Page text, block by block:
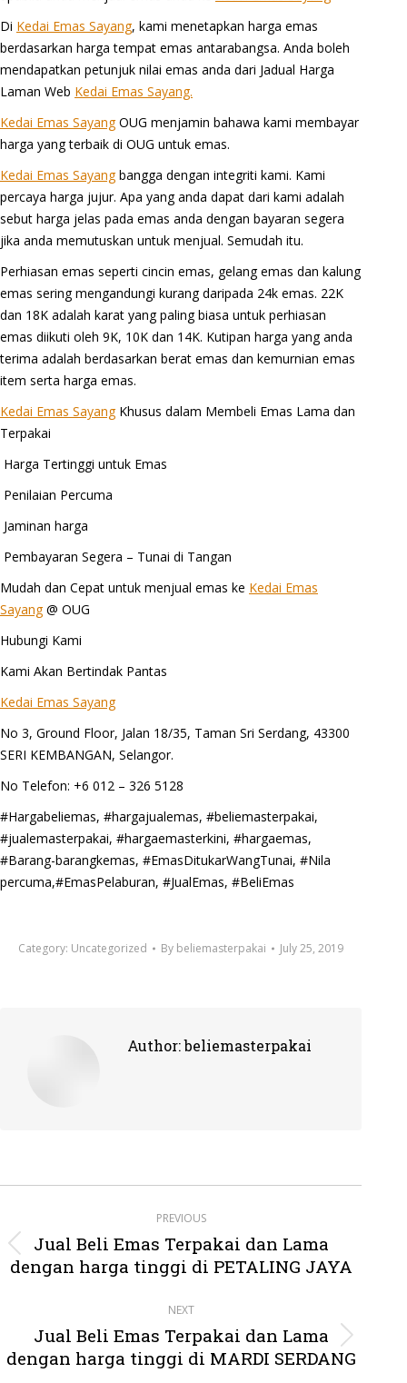
Di Kedai Emas Sayang, kami menetapkan harga emas
berdasarkan harga tempat emas antarabangsa. Anda boleh
mendapatkan petunjuk nilai emas anda dari Jadual Harga
Laman Web Kedai Emas Sayang.
Kedai Emas SayangOUG menjamin bahawa kami membayar
harga yang terbaik di OUG untuk emas.
Kedai Emas Sayangbangga dengan integriti kami. Kami
percaya harga jujur. Apa yang anda dapat dari kami adalah
sebut harga jelas pada emas anda dengan bayaran segera
jika anda memutuskan untuk menjual. Semudah itu.
Perhiasan emas seperti cincin emas, gelang emas dan kalung
emas sering mengandungi kurang daripada 24k emas. 22K
dan 18K adalah karat yang paling biasa untuk perhiasan
emas diikuti oleh 9K, 10K dan 14K. Kutipan harga yang anda
terima adalah berdasarkan berat emas dan kemurnian emas
item serta harga emas.
Kedai Emas SayangKhusus dalam Membeli Emas Lama dan
Terpakai
Harga Tertinggi untuk Emas
Penilaian Percuma
Jaminan harga
Pembayaran Segera – Tunai di Tangan
Mudah dan Cepat untuk menjual emas ke Kedai Emas
Sayang@ OUG
Hubungi Kami
Kami Akan Bertindak Pantas
Kedai Emas Sayang
No 3, Ground Floor, Jalan 18/35, Taman Sri Serdang, 43300
SERI KEMBANGAN, Selangor.
No Telefon: +6 012 – 326 5128
#Hargabeliemas, #hargajualemas, #beliemasterpakai,
#jualemasterpakai, #hargaemasterkini, #hargaemas,
#Barang-barangkemas, #EmasDitukarWangTunai, #Nila
percuma,#EmasPelaburan, #JualEmas, #BeliEmas
Category: Uncategorized By beliemasterpakai July 25, 2019
Author:beliemasterpakai
navigation
PREVIOUS
Previous
post:
Jual Beli Emas Terpakai dan Lama
dengan harga tinggi di PETALING JAYA
NEXT
Next
post:
Jual Beli Emas Terpakai dan Lama
dengan harga tinggi di MARDI SERDANG